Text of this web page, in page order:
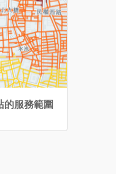
服務範圍